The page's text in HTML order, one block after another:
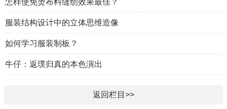
服装结构设计中的立体思维造像
如何学习服装制板？
牛仔：返璞归真的本色演出
返回栏目>>